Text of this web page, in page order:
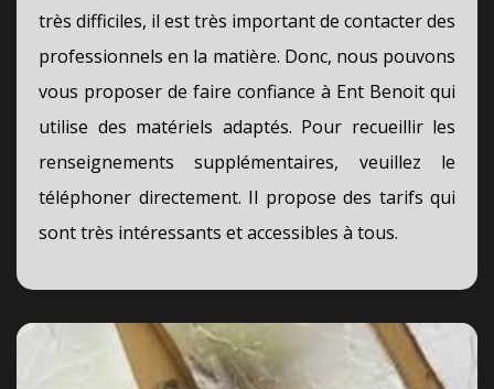
très difficiles, il est très important de contacter des
professionnels en la matière. Donc, nous pouvons
vous proposer de faire confiance à Ent Benoit qui
utilise des matériels adaptés. Pour recueillir les
renseignements supplémentaires, veuillez le
téléphoner directement. Il propose des tarifs qui
sont très intéressants et accessibles à tous.